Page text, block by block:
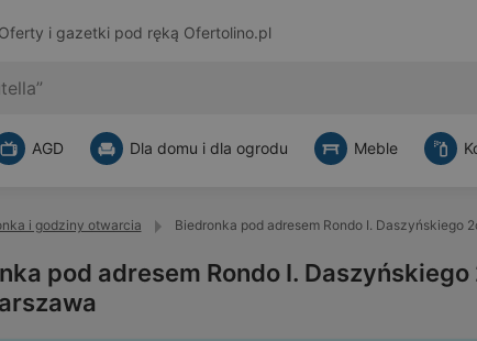
Oferty i gazetki pod ręką Ofertolino.pl
AGD Dla domu i dla ogrodu Meble
i godziny otwarcia Biedronka pod adresem Rondo I. Daszyńskiego
pod adresem Rondo I.